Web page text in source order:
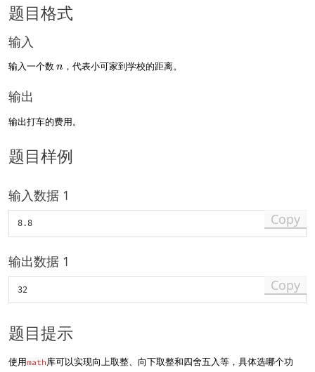
题目格式
输入
输入一个数n
n ，代表小可家到学校的距离。
输出
输出打车的费用。
题目样例
输入数据 1
8.8 Copy
输出数据 1
Copy
题目提示
使用math库可以实现向上取整、向下取整和四舍五入等，具体选哪个功